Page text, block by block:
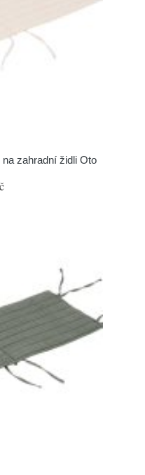
zahradní židli Oto